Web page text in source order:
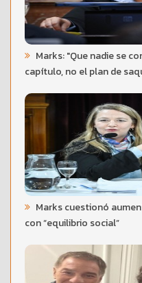
Marks: "Que nadie se
capítulo, no el plan de
Marks cuestionó
con “equilibrio social”